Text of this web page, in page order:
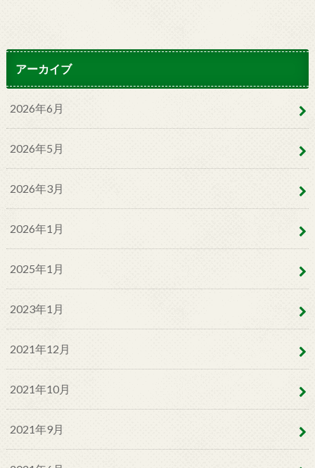
アーカイブ
2026年6月
2026年5月
2026年3月
2026年1月
2025年1月
2023年1月
2021年12月
2021年10月
2021年9月